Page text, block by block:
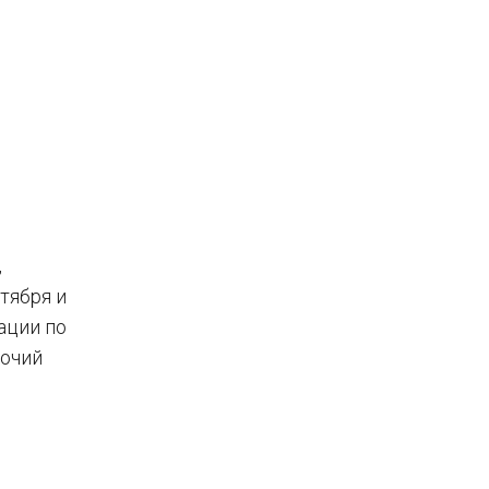
и
по